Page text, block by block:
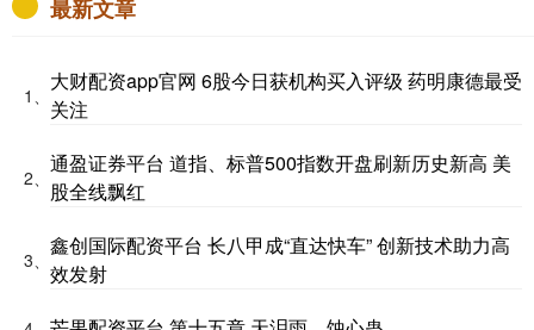
最新文章
1、
大财配资app官网 6股今日获机构买入评级 药明康德最受
关注
2、
通盈证券平台 道指、标普500指数开盘刷新历史新高 美
股全线飘红
3、
鑫创国际配资平台 长八甲成“直达快车” 创新技术助力高
效发射